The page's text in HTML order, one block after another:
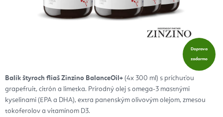
Balík štyroch fliaš Zinzino BalanceOil+ (4x 300 ml) s príchuťou
grapefruit, citrón a limetka. Prírodný olej s omega-3 mastnými
kyselinami (EPA a DHA), extra panenským olivovým olejom, zmesou
tokoferolov a vitamínom D3.
Doprava
zadarmo